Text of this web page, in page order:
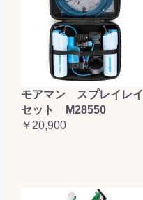
モアマン スプレイレイ
セット M28550
￥20,900